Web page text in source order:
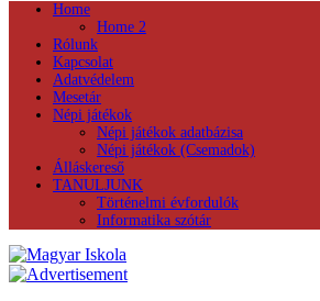
Home
Home 2
Rólunk
Kapcsolat
Adatvédelem
Mesetár
Népi játékok
Népi játékok adatbázisa
Népi játékok (Csemadok)
Álláskereső
TANULJUNK
Történelmi évfordulók
Informatika szótár